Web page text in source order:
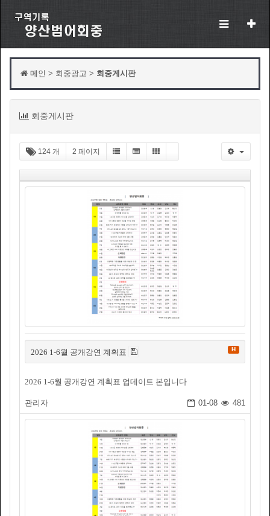
메인 > 회중광고 > 회중게시판
회중게시판목
124 개 2 페이지
2026 1-6월 공개강연 계획표 H
2026 1-6월 공개강연 계획표 업데이트 본입니다
관리자 01-08 481